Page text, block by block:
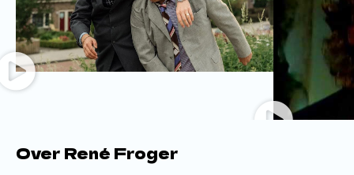
Over René Froger